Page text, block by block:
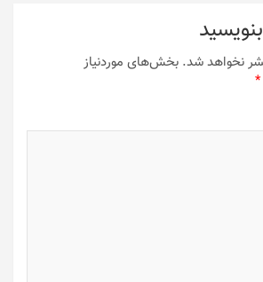
نخواهد شد. بخش‌های موردنیاز
*